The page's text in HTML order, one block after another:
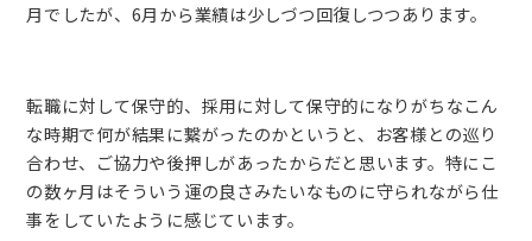
月でしたが、6月から業績は少しづつ回復しつつあります。
転職に対して保守的、採用に対して保守的になりがちなこん
な時期で何が結果に繋がったのかというと、お客様との巡り
合わせ、ご協力や後押しがあったからだと思います。特にこ
の数ヶ月はそういう運の良さみたいなものに守られながら仕
事をしていたように感じています。